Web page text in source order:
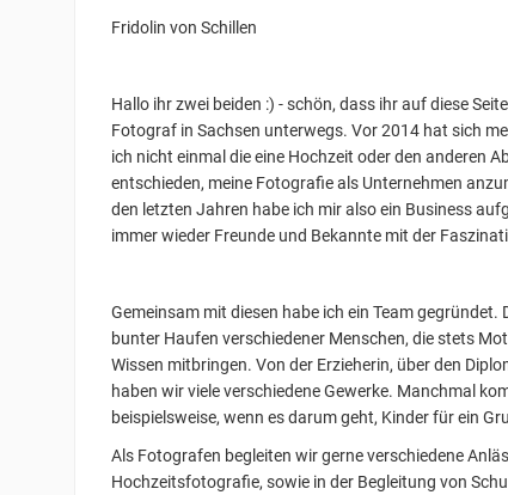
Fridolin von Schillen
Hallo ihr zwei beiden :) - schön, dass ihr auf diese
Fotograf in Sachsen unterwegs. Vor 2014 hat sich
ich nicht einmal die eine Hochzeit oder den anderen
entschieden, meine Fotografie als Unternehmen
den letzten Jahren habe ich mir also ein Business
immer wieder Freunde und Bekannte mit der
Gemeinsam mit diesen habe ich ein Team
bunter Haufen verschiedener Menschen, die stets
Wissen mitbringen. Von der Erzieherin, über den
haben wir viele verschiedene Gewerke. Manchmal
beispielsweise, wenn es darum geht, Kinder für ein
Als Fotografen begleiten wir gerne verschiedene
Hochzeitsfotografie, sowie in der Begleitung von